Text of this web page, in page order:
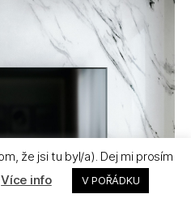
že jsi tu byl/a). Dej mi prosím
Více info V POŘÁDKU